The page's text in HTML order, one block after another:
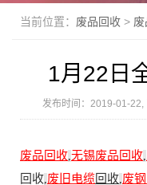
当前位置： 废品回收 > 废
1月22日
发布时间：2019-01-22,
废品回收,无锡废品回收,
回收,废旧电缆回收,废